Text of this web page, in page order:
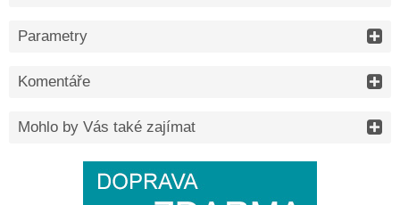
Parametry
Komentáře
Mohlo by Vás také zajímat